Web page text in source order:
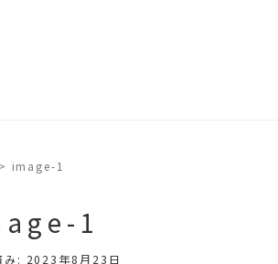
> image-1
1
み: 2023年8月23日